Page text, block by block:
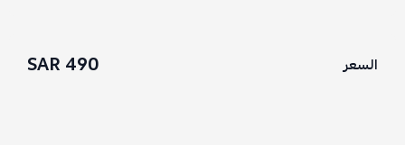
السعر 490 SAR